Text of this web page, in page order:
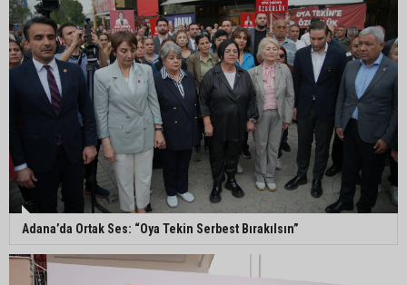
Adana’da parktaki OED cihazını çalan şüpheli
tutuklandı
Seyhan’da fırın ve pastanelere hijyen denetimi
gerçekleştirildi
Eski polis memuru Ergün Karakaya’nın
öldürüldüğü silahlı kavganın görüntüleri ortaya
çıktı
İmamoğlu’nda hijyen ve etiket kontrolü
Adana’da Ortak Ses: “Oya Tekin Serbest Bırakılsın”